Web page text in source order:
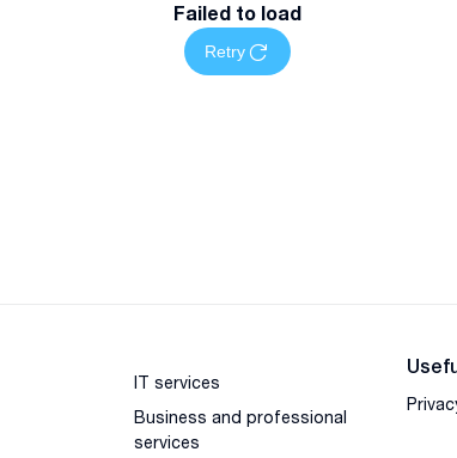
Failed to load
Retry
IT services
Business and professional
services